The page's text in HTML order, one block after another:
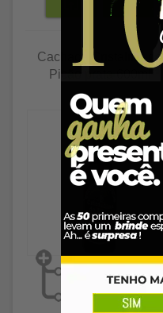
Cachaça Cristalina do
Picão prata 600ml